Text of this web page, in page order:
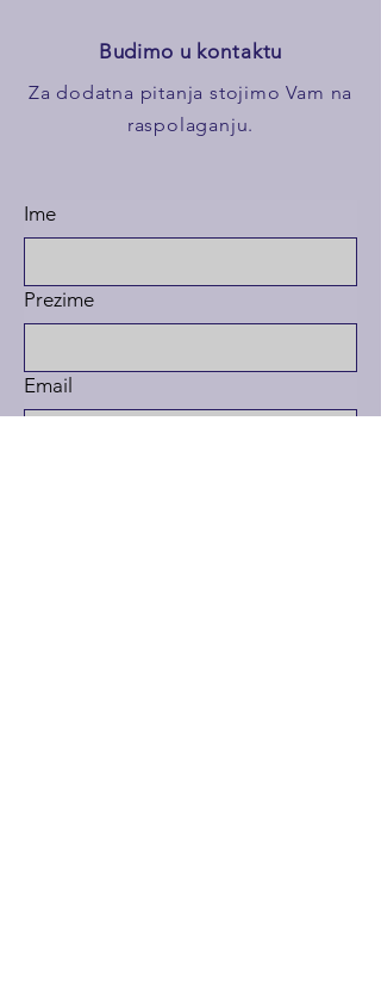
Budimo u kontaktu
Za dodatna pitanja stojimo Vam na
raspolaganju.
Ime
Prezime
Email